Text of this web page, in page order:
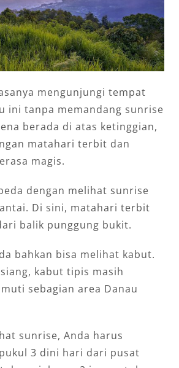
mengunjungi tempat
ini tanpa memandang sunrise
berada di atas ketinggian,
matahari terbit dan
magis.
dengan melihat sunrise
Di sini, matahari terbit
balik punggung bukit.
bahkan bisa melihat kabut.
kabut tipis masih
sebagian area Danau
sunrise, Anda harus
3 dini hari dari pusat